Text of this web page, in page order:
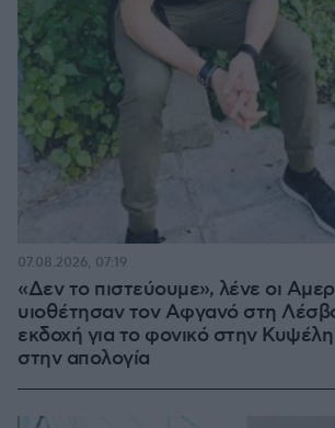
«Δεν το πιστεύουμε», λένε οι
υιοθέτησαν τον Αφγανό στη
εκδοχή για το φονικό στην
στην απολογία
07.08.2026, 07:19